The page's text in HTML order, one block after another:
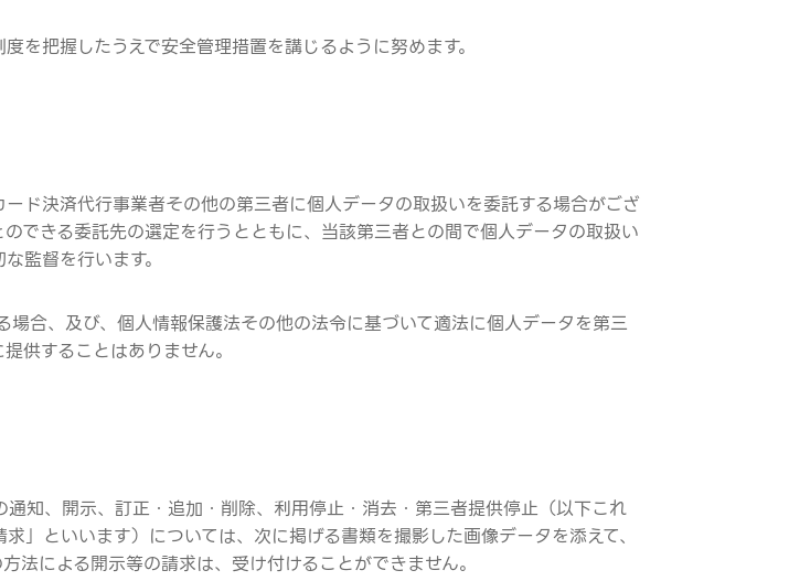
を把握したうえで安全管理措置を講じるように努めます。
ド決済代行事業者その他の第三者に個人データの取扱いを委託する場合がござ
できる委託先の選定を行うとともに、当該第三者との間で個人データの取扱い
監督を行います。
合、及び、個人情報保護法その他の法令に基づいて適法に個人データを第三
供することはありません。
知、開示、訂正・追加・削除、利用停止・消去・第三者提供停止（以下これ
」といいます）については、次に掲げる書類を撮影した画像データを添えて、
法による開示等の請求は、受け付けることができません。